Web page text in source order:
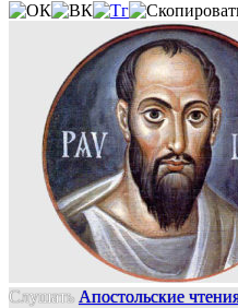
Слушать Апостольские